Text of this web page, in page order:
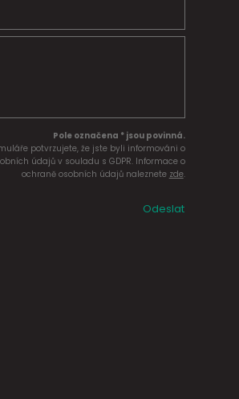
Pole označena * jsou povinná.
potvrzujete, že jste byli informováni o
údajů v souladu s GDPR. Informace o
ochraně osobních údajů naleznete zde.
Odeslat